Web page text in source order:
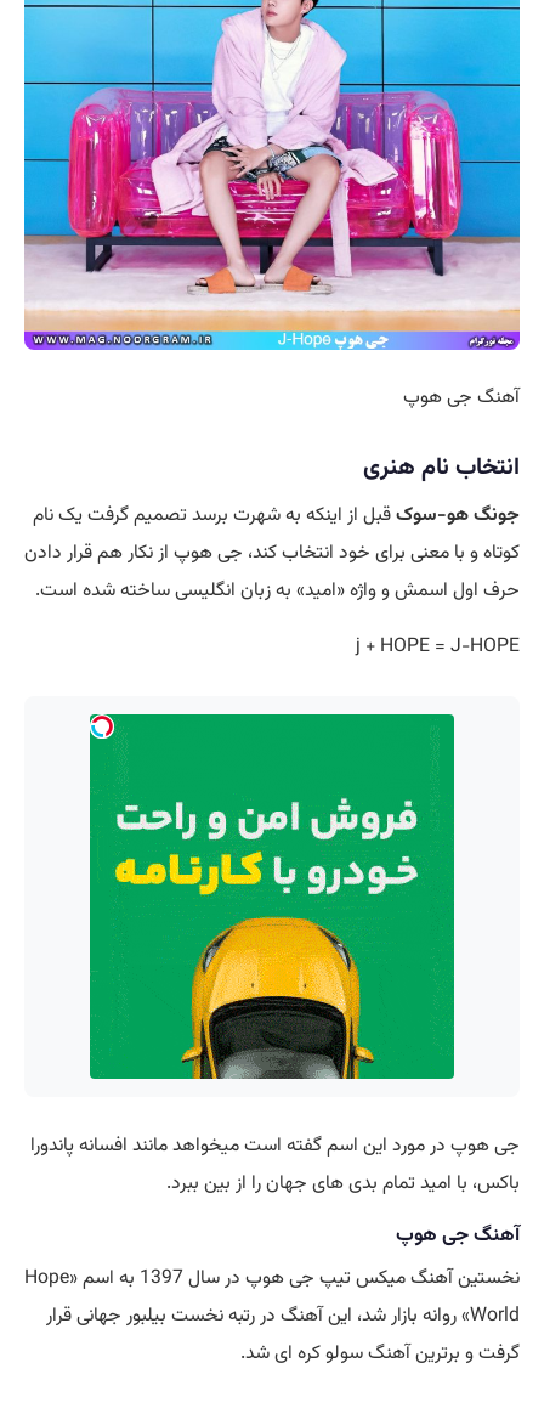
آهنگ جی هوپ
انتخاب نام هنری
جونگ هو-سوکقبل از اینکه به شهرت برسد تصمیم گرفت یک نام
کوتاه و با معنی برای خود انتخاب کند، جی هوپ از نکار هم قرار دادن
حرف اول اسمش و واژه «امید» به زبان انگلیسی ساخته شده است.
j + HOPE = J-HOPE
جی هوپ در مورد این اسم گفته است میخواهد مانند افسانه پاندورا
باکس، با امید تمام بدی های جهان را از بین ببرد.
آهنگ جی هوپ
نخستین آهنگ میکس تیپ جی هوپ در سال 1397 به اسم «Hope
World» روانه بازار شد، این آهنگ در رتبه نخست بیلبور جهانی قرار
گرفت و برترین آهنگ سولو کره ای شد.